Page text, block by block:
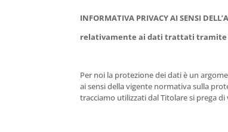
INFORMATIVA PRIVACY AI SENSI
relativamente ai dati trattati tramite
Per noi la protezione dei dati è un
ai sensi della vigente normativa sulla
tracciamo utilizzati dal Titolare si prega